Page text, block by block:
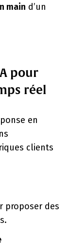
main d’un
pour
réel
en
clients
proposer des